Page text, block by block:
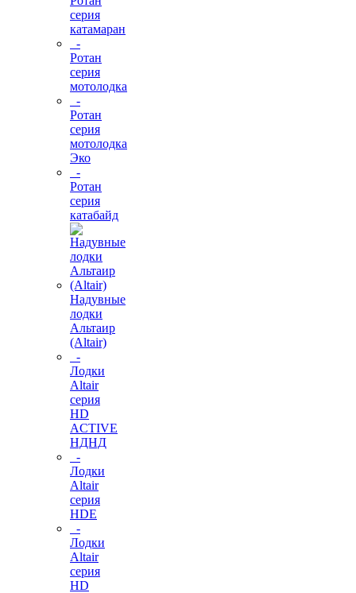
серия
катамаран
-
Ротан
серия
мотолодка
-
Ротан
серия
мотолодка
Эко
-
Ротан
серия
катабайд
Надувные
лодки
Альтаир
(Altair)
-
Лодки
Altair
серия
HD
ACTIVE
НДНД
-
Лодки
Altair
серия
HDE
-
Лодки
Altair
серия
HD